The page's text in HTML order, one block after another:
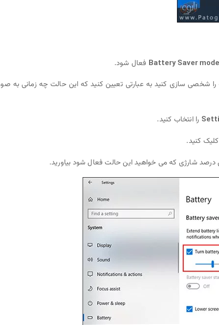
Battery Saver mode فعال شود.
شخصی سازی کنید به عبارتی تعیین کنید که این حالت چه زمانی به
را انتخاب کنید.
کنید.
شارژی که می خواهید این حالت فعال شود بیاورید.